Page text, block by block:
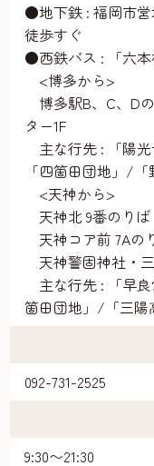
●地下鉄 : 福岡市営
徒歩すぐ
●西鉄バス : 「六
<博多から>
博多駅B、C、D
ター1F
主な行先 : 「陽
「四箇田団地」/「
<天神から>
天神北 9番のりば
天神コア前 7Aの
天神警固神社・
主な行先 : 「早
箇田団地」/「三陽
092-731-2525
9:30〜21:30